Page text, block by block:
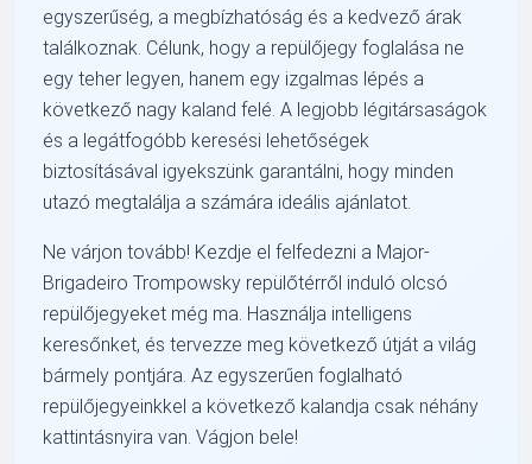
egyszerűség, a megbízhatóság és a kedvező árak
találkoznak. Célunk, hogy a repülőjegy foglalása ne
egy teher legyen, hanem egy izgalmas lépés a
következő nagy kaland felé. A legjobb légitársaságok
és a legátfogóbb keresési lehetőségek
biztosításával igyekszünk garantálni, hogy minden
utazó megtalálja a számára ideális ajánlatot.
Ne várjon tovább! Kezdje el felfedezni a Major-
Brigadeiro Trompowsky repülőtérről induló olcsó
repülőjegyeket még ma. Használja intelligens
keresőnket, és tervezze meg következő útját a világ
bármely pontjára. Az egyszerűen foglalható
repülőjegyeinkkel a következő kalandja csak néhány
kattintásnyira van. Vágjon bele!